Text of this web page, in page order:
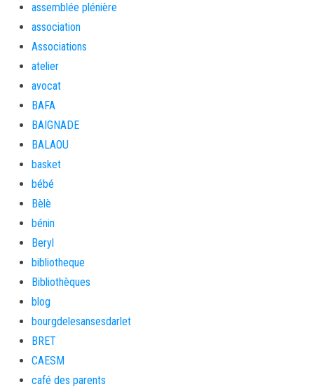
assemblée plénière
association
Associations
atelier
avocat
BAFA
BAIGNADE
BALAOU
basket
bébé
Bèlè
bénin
Beryl
bibliotheque
Bibliothèques
blog
bourgdelesansesdarlet
BRET
CAESM
café des parents